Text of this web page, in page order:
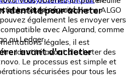
et en toute sécurité.
et gérer vos tokens ALGO
également les envoyer vers
avec Algorand, comme
ou Ledger.
identité pour acheter
légales, il est
identité avant d'acheter des
Le processus est simple et
sécurisées pour tous les
avant d'acheter